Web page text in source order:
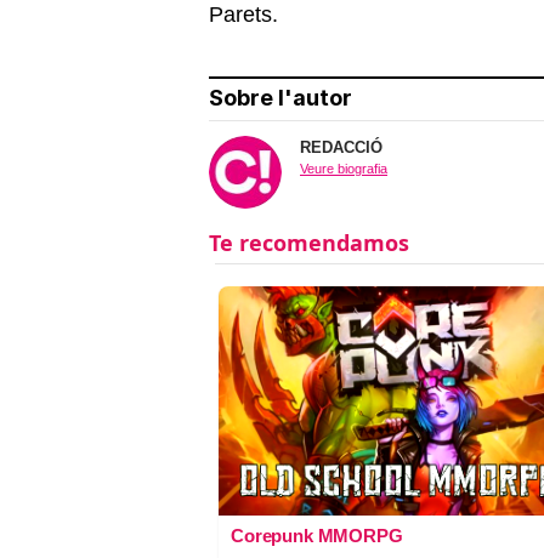
Parets.
Sobre l'autor
REDACCIÓ
Veure biografia
Corepunk MMORPG